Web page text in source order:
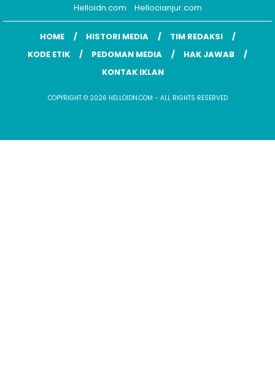
Helloidn.com
Hellocianjur.com
HOME HISTORI MEDIA
TIM REDAKSI
KODE ETIK
PEDOMAN MEDIA
HAK JAWAB
KONTAK IKLAN
COPYRIGHT © 2026 HELLOIDN.COM - ALL RIGHTS RESERVED